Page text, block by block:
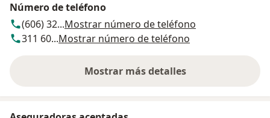
Número de teléfono
(606) 32...Mostrar número de teléfono
311 60...Mostrar número de teléfono
Mostrar más detalles
sobre la dirección